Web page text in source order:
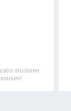
studeren.